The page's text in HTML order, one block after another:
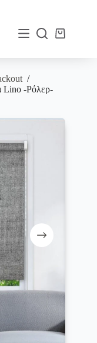
Καλάθι
/
Lino -Ρόλερ-